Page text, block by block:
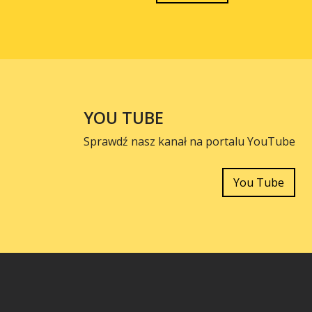
YOU TUBE
Sprawdź nasz kanał na portalu YouTube
You Tube